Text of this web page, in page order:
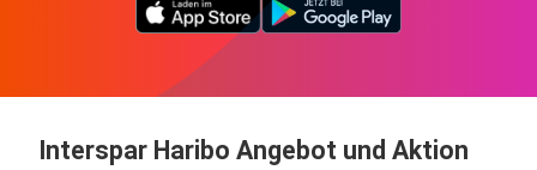
Interspar Haribo Angebot und Aktion